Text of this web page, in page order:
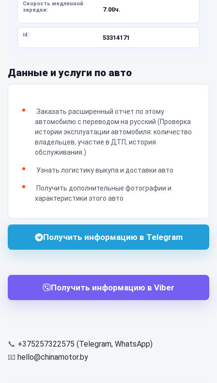
Скорость медленной
зарядки:
7.00ч.
id: 53314171
Данные и услуги по авто
Заказать расширенный отчет по этому
автомобилю с переводом на русский (Проверка
истории эксплуатации автомобиля: количество
владельцев, участие в ДТП, история
обслуживания.)
Узнать логистику выкупа и доставки авто
Получить дополнительные фотографии и
характеристики этого авто
Получить информацию в Telegram
Получить информацию в Viber
📞 +375257322575 (Telegram, WhatsApp)
📧 hello@chinamotor.by